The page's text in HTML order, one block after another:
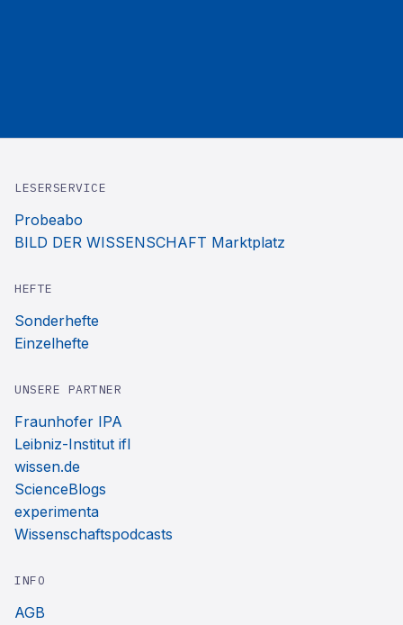
LESERSERVICE
Probeabo
BILD DER WISSENSCHAFT Marktplatz
HEFTE
Sonderhefte
Einzelhefte
UNSERE PARTNER
Fraunhofer IPA
Leibniz-Institut ifl
wissen.de
ScienceBlogs
experimenta
Wissenschaftspodcasts
INFO
AGB